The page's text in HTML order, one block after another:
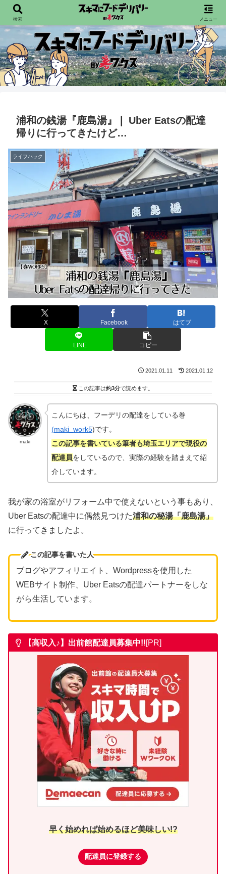
配達員向けフードデリバリー情報を発信宙
浦和の銭湯『鹿島湯』❘ Uber Eatsの配達
帰りに行ってきたけど…
ライフハック
X Facebook はてブ
LINE コピー
2021.01.11 2021.01.12
この記事は約3分で読めます。
maki
こんにちは、フーデリの配達をしている巻
(maki_work5)です。
この記事を書いている筆者も埼玉エリアで現役の
配達員をしているので、実際の経験を踏まえて紹
介しています。
我が家の浴室がリフォーム中で使えないという事もあり、
Uber Eatsの配達中に偶然見つけた浦和の秘湯「鹿島湯」
に行ってきましたよ。
この記事を書いた人
ブログやアフィリエイト、Wordpressを使用した
WEBサイト制作、Uber Eatsの配達パートナーをしな
がら生活しています。
【高収入♪】出前館配達員募集中!![PR]
早く始めれば始めるほど美味しい!?
配達員に登録する
検索 メニュー